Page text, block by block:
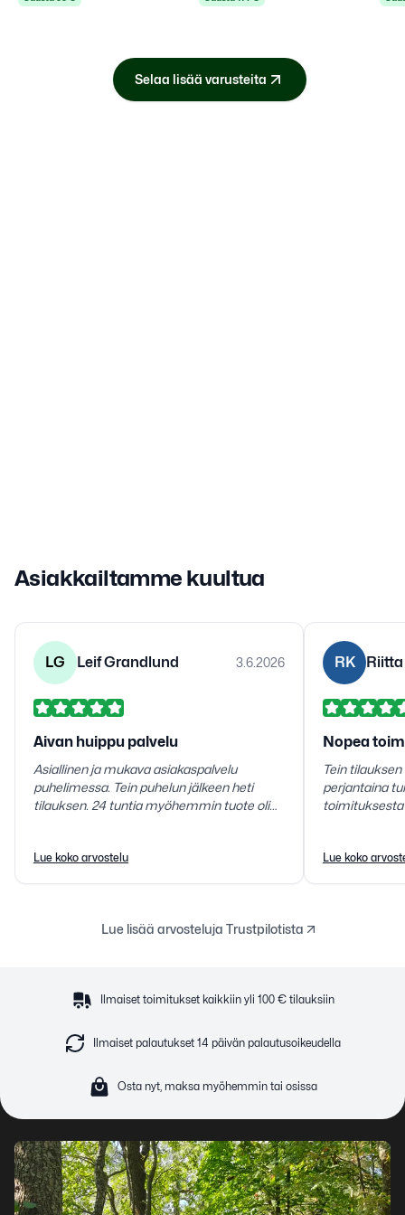
Selaa lisää varusteita
Asiakkailtamme kuultua
LG Leif Grandlund 3.6.2026
Aivan huippu palvelu
Asiallinen ja mukava asiakaspalvelu
puhelimessa. Tein puhelun jälkeen heti
tilauksen. 24 tuntia myöhemmin tuote oli
teidän toimintaanne.
Lue koko arvostelu
RK
Nopea
Tein
perjantaina
toimituksesta
Lue koko
Lue lisää arvosteluja Trustpilotista
Ilmaiset toimitukset kaikkiin yli 100 € tilauksiin
Ilmaiset palautukset 14 päivän palautusoikeudella
Osta nyt, maksa myöhemmin tai osissa